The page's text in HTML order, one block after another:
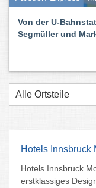
Von der U-
Segmüller und
Alle Ortsteile
Hotels Innsbruck
Hotels Innsbruck
erstklassiges